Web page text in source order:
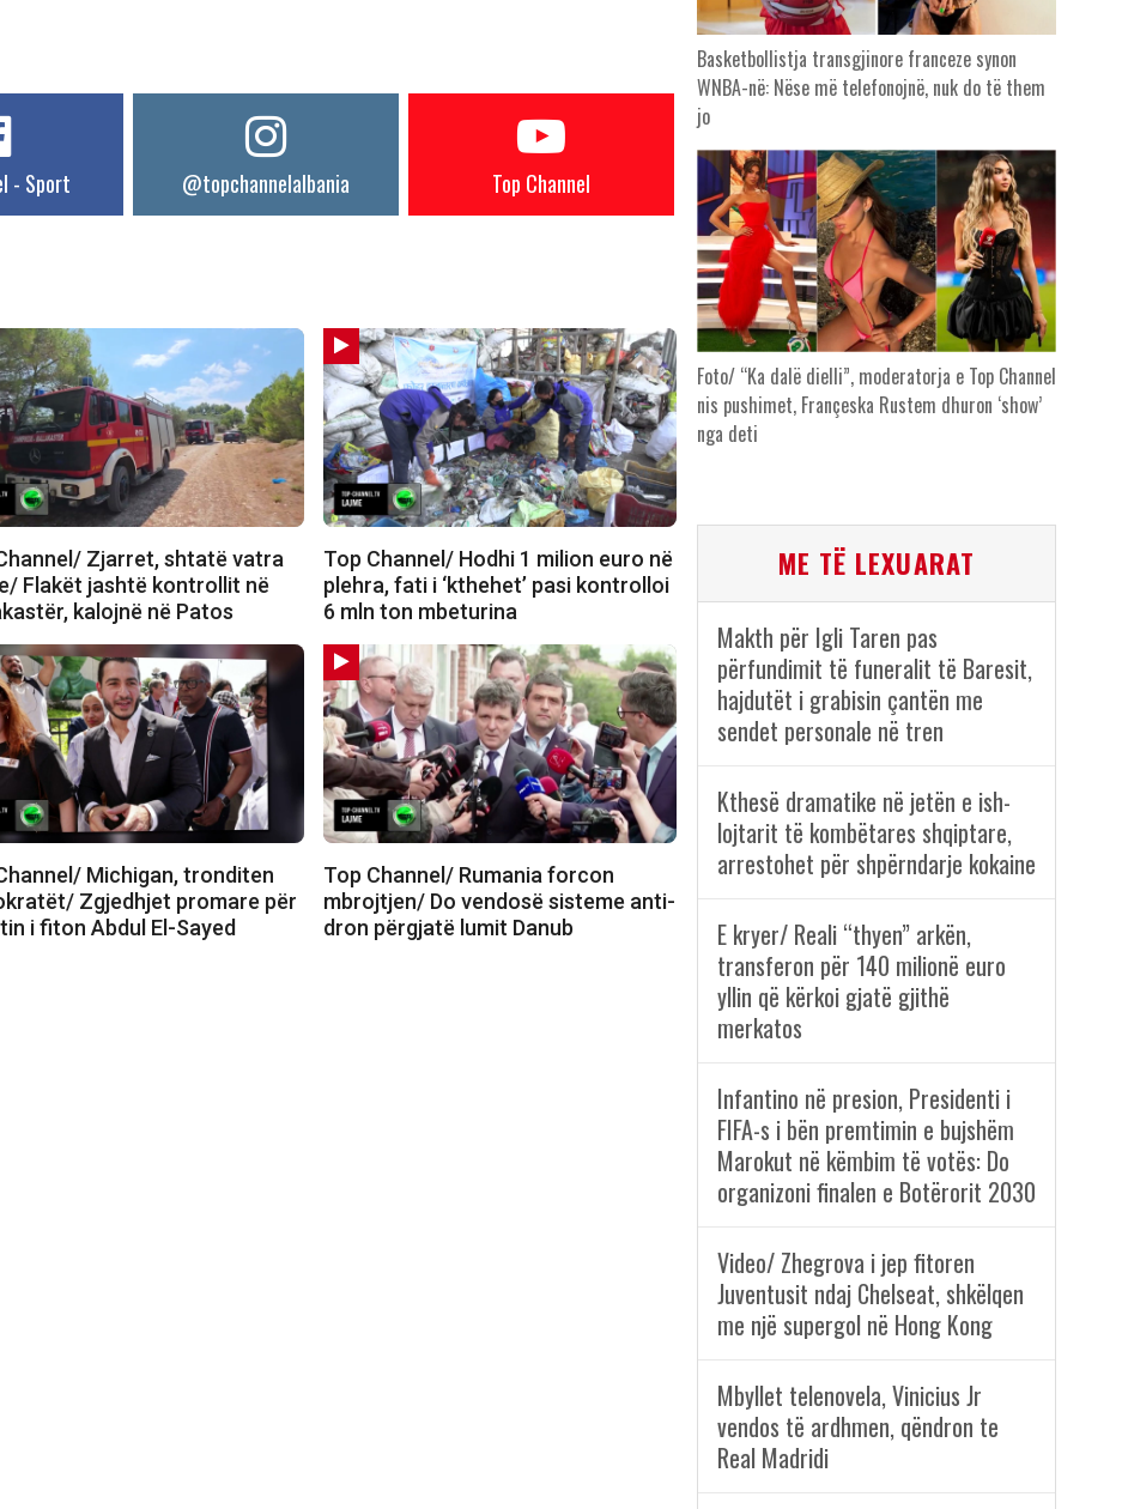
- Sport @topchannelalbania Top Channel
Zjarret, shtatë vatra
Flakët jashtë kontrollit në
kalojnë në Patos
Top Channel/ Hodhi 1 milion euro në
plehra, fati i ‘kthehet’ pasi kontrolloi
6 mln ton mbeturina
Michigan, tronditen
Zgjedhjet promare për
i fiton Abdul El-Sayed
Top Channel/ Rumania forcon
mbrojtjen/ Do vendosë sisteme anti-
dron përgjatë lumit Danub
Basketbollistja transgjinore franceze synon
WNBA-në: Nëse më telefonojnë, nuk do të them
jo
Foto/ “Ka dalë dielli”, moderatorja e Top Channel
nis pushimet, Françeska Rustem dhuron ‘show’
nga deti
ME TË LEXUARAT
Makth për Igli Taren pas
përfundimit të funeralit të Baresit,
hajdutët i grabisin çantën me
sendet personale në tren
Kthesë dramatike në jetën e ish-
lojtarit të kombëtares shqiptare,
arrestohet për shpërndarje kokaine
E kryer/ Reali “thyen” arkën,
transferon për 140 milionë euro
yllin që kërkoi gjatë gjithë
merkatos
Infantino në presion, Presidenti i
FIFA-s i bën premtimin e bujshëm
Marokut në këmbim të votës: Do
organizoni finalen e Botërorit 2030
Video/ Zhegrova i jep fitoren
Juventusit ndaj Chelseat, shkëlqen
me një supergol në Hong Kong
Mbyllet telenovela, Vinicius Jr
vendos të ardhmen, qëndron te
Real Madridi